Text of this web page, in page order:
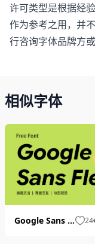
许可类型是根据经
作为参考之用，并
行咨询字体品牌方
相似字体
Google Sans Flex24